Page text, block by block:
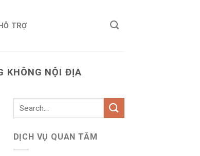
HỖ TRỢ
KHÔNG NỘI ĐỊA
DỊCH VỤ QUAN TÂM